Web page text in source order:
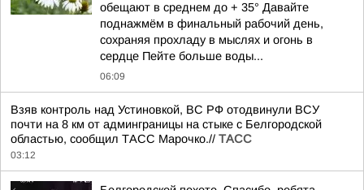
обещают в среднем до + 35° Давайте
поднажмём в финальный рабочий день,
сохраняя прохладу в мыслях и огонь в
сердце Пейте больше воды...
06:09
Взяв контроль над Устиновкой, ВС РФ отодвинули ВСУ
почти на 8 км от админграницы на стыке с Белгородской
областью, сообщил ТАСС Марочко.// ТАСС
03:12